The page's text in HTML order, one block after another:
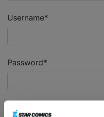
Username*
Password*
Conferma password*